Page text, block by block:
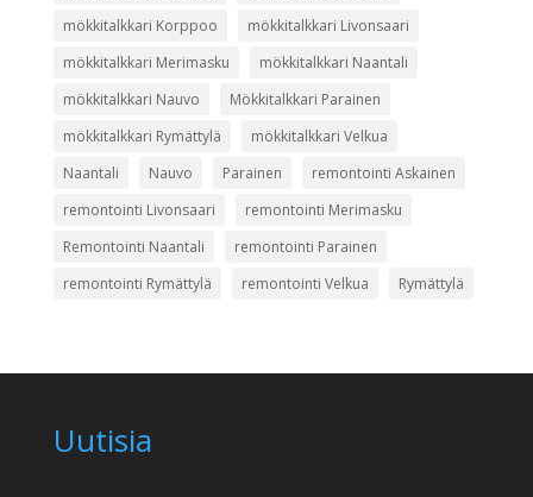
mökkitalkkari Korppoo
mökkitalkkari Livonsaari
mökkitalkkari Merimasku
mökkitalkkari Naantali
mökkitalkkari Nauvo
Mökkitalkkari Parainen
mökkitalkkari Rymättylä
mökkitalkkari Velkua
Naantali
Nauvo Parainen
remontointi Askainen
remontointi Livonsaari
remontointi Merimasku
Remontointi Naantali
remontointi Parainen
remontointi Rymättylä
remontointi Velkua Rymättylä
Uutisia